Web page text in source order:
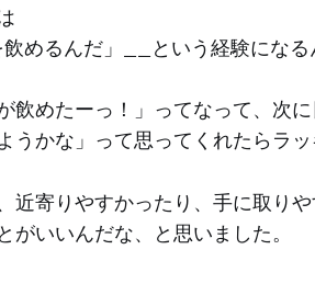
めるんだ」__という経験になる
飲めたーっ！」ってなって、次に
うかな」って思ってくれたらラッ
近寄りやすかったり、手に取り
がいいんだな、と思いました。